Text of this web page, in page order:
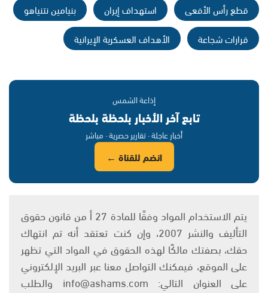
قطع رأس الأفعى
استهداف إيران
بنيامين نتنياهو
قرارات شجاعة
الأهداف العسكرية الإيرانية
إذاعة الشمس
تابع آخر الأخبار بلحظة بلحظة
أخبار عاجلة · تقارير حصرية · مباشر
انضم للقناة ←
يتم الاستخدام المواد وفقًا للمادة 27 أ من قانون حقوق
التأليف والنشر 2007، وإن كنت تعتقد أنه تم انتهاك
حقك، بصفتك مالكًا لهذه الحقوق في المواد التي تظهر
على الموقع، فيمكنك التواصل معنا عبر البريد الإلكتروني
على العنوان التالي: info@ashams.com والطلب